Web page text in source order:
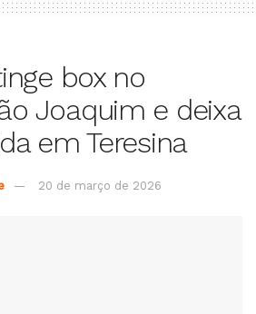
box no
Joaquim e deixa
em Teresina
20 de março de 2026